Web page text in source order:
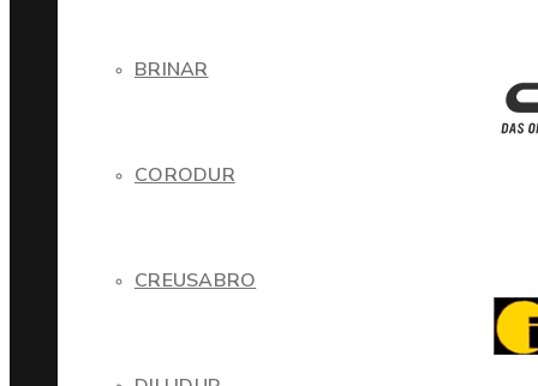
BRINAR
CORODUR
CREUSABRO